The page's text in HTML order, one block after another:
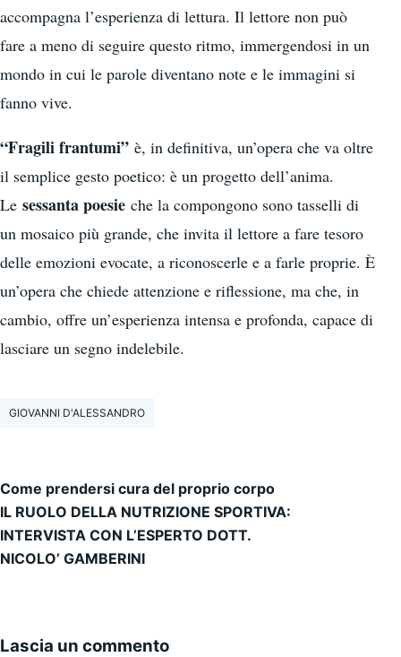
accompagna l’esperienza di lettura. Il lettore non può
fare a meno di seguire questo ritmo, immergendosi in un
mondo in cui le parole diventano note e le immagini si
fanno vive.
“Fragili frantumi” è, in definitiva, un’opera che va oltre
il semplice gesto poetico: è un progetto dell’anima.
Le sessanta poesie che la compongono sono tasselli di
un mosaico più grande, che invita il lettore a fare tesoro
delle emozioni evocate, a riconoscerle e a farle proprie. È
un’opera che chiede attenzione e riflessione, ma che, in
cambio, offre un’esperienza intensa e profonda, capace di
lasciare un segno indelebile.
GIOVANNI D'ALESSANDRO
Navigazione articoli
Come prendersi cura del proprio corpo
IL RUOLO DELLA NUTRIZIONE SPORTIVA:
INTERVISTA CON L’ESPERTO DOTT.
NICOLO’ GAMBERINI
Lascia un commento